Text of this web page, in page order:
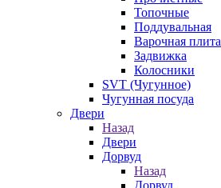
Топочные
Поддувальная
Варочная плита
Задвижка
Колосники
SVT (Чугунное)
Чугунная посуда
Двери
Назад
Двери
Дорвуд
Назад
Дорвуд